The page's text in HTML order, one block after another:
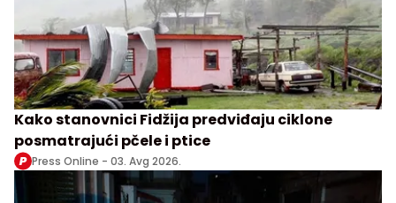
Kako stanovnici Fidžija predviđaju ciklone
posmatrajući pčele i ptice
Press Online - 03. Avg 2026.